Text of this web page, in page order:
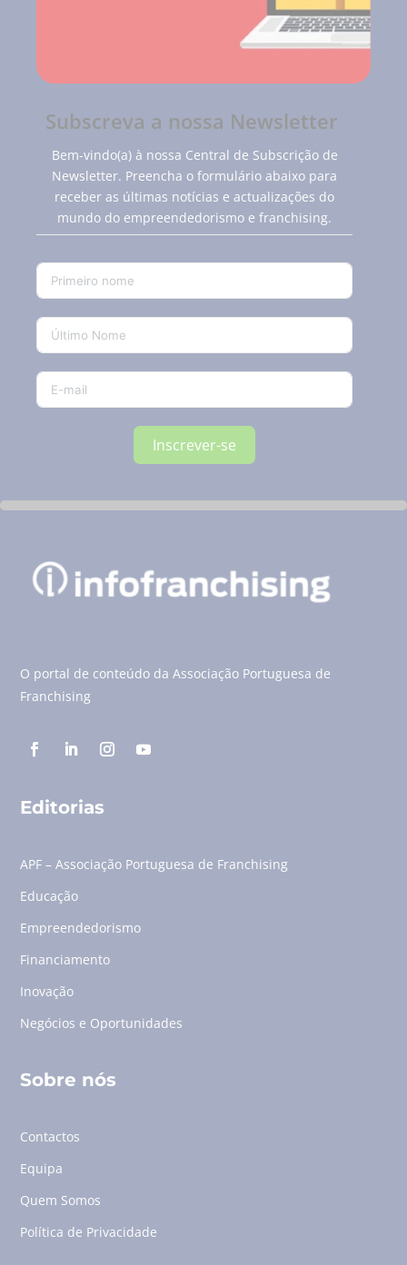
Subscreva a nossa Newsletter
Bem-vindo(a) à nossa Central de Subscrição de
Newsletter. Preencha o formulário abaixo para
receber as últimas notícias e actualizações do
mundo do empreendedorismo e franchising.
Inscrever-se
O portal de conteúdo da Associação Portuguesa de
Franchising
Editorias
APF – Associação Portuguesa de Franchising
Educação
Empreendedorismo
Financiamento
Inovação
Negócios e Oportunidades
Sobre nós
Contactos
Equipa
Quem Somos
Política de Privacidade